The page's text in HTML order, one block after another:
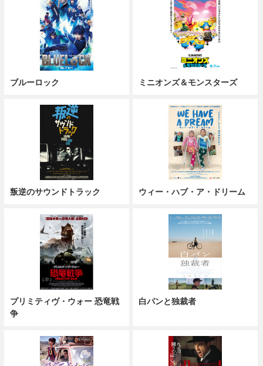
ブルーロック ミニオンズ＆モンスターズ
叛逆のサウンドトラック ウィー・ハブ・ア・ドリーム
プリミティヴ・ウォー 恐竜戦
争
白パンと独裁者